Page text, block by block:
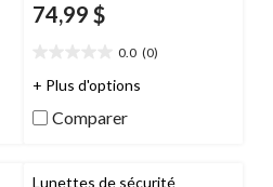
74,99 $
0.0 (0)
étoile(s)
5.
+ Plus d'options
Comparer
Lunettes de sécurité